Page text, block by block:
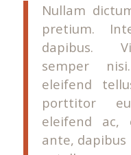
Nullam
pretium.
dapibus.
semper
eleifend
porttitor
eleifend ac,
ante,